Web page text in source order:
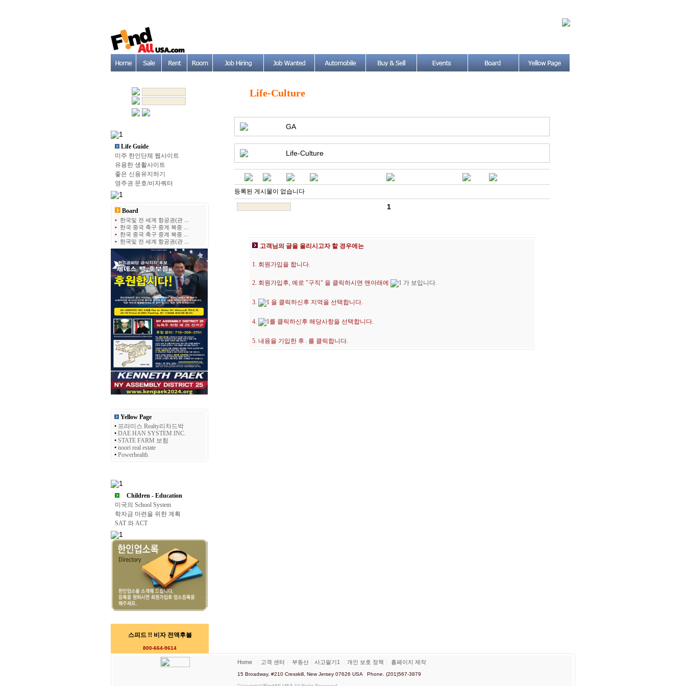
Life Guide
미주 한인단체 웹사이트
유용한 생활사이트
좋은 신용유지하기
영주권 문호/비자쿼터
Board
• 한국및 전 세계 항공권(관 ...
• 한국 중국 축구 중계 북중 ...
• 한국 중국 축구 중계 북중 ...
• 한국및 전 세계 항공권(관 ...
Yellow Page
• 프라미스 Realty리차드박
• DAE HAN SYSTEM INC.
• STATE FARM 보험
• noori real estate
• Powerhealth
Children - Education
미국의 School System
학자금 마련을 위한 계획
SAT 와 ACT
스피드 !! 비자 전액후불
800-664-9614
Life-Culture
GA
Life-Culture
등록된 게시물이 없습니다
1
고객님의 글을 올리시고자 할 경우에는
1. 회원가입을 합니다.
2. 회원가입후, 예로 "구직" 을 클릭하시면 맨아래에 가 보입니다.
3. 을 클릭하신후 지역을 선택합니다.
4. 를 클릭하신후 해당사항을 선택합니다.
5. 내용을 기입한 후 를 클릭합니다.
Home 고객 센터 부동산 사고팔기1 개인 보호 정책 홈페이지 제작
15 Broadway, #210 Cresskill, New Jersey 07626 USA Phone. (201)567-3879